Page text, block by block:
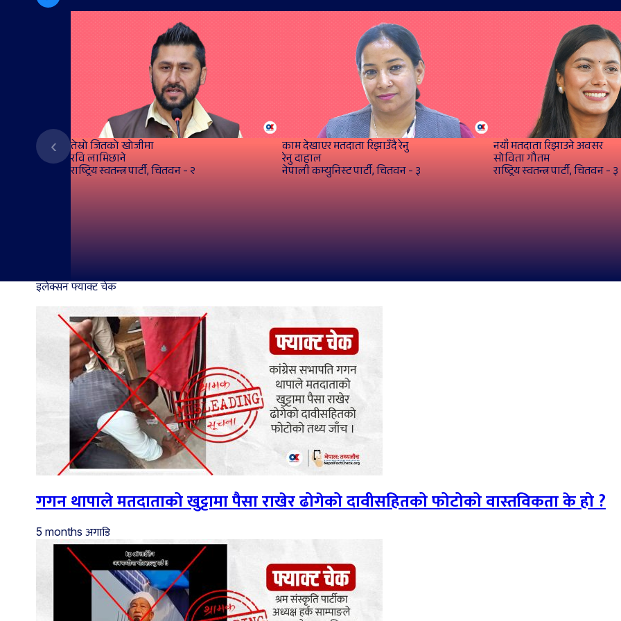
‹ तेस्रो जितको खोजीमा
रवि लामिछाने
राष्ट्रिय स्वतन्त्र पार्टी, चितवन - २
काम देखाएर मतदाता रिझाउँदै रेनु
रेनु दाहाल
नेपाली कम्युनिस्ट पार्टी, चितवन - ३
नयाँ मतदाता रिझाउने अवसर
सोविता गौतम
राष्ट्रिय स्वतन्त्र पार्टी, चितवन - ३
इलेक्सन फ्याक्ट चेक
गगन थापाले मतदाताको खुट्टामा पैसा राखेर ढोगेको दावीसहितको फोटोको वास्तविकता के हो ?
5 months अगाडि